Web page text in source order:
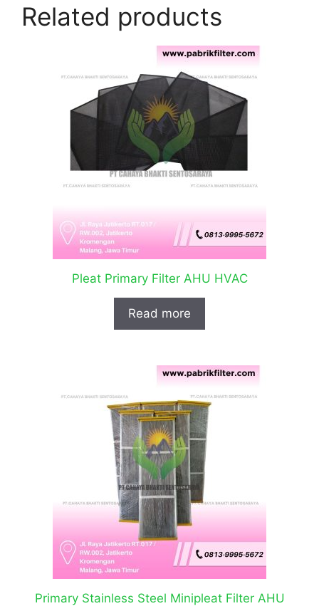
Related products
Pleat Primary Filter AHU HVAC
Read more
Primary Stainless Steel Minipleat Filter AHU